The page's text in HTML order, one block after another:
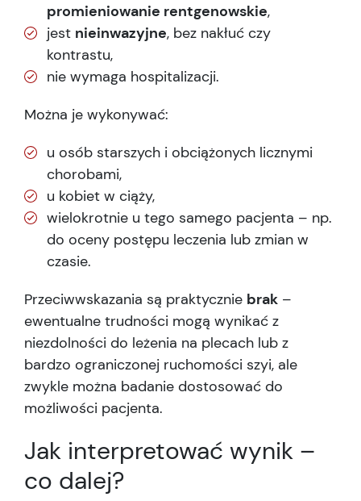
promieniowanie rentgenowskie,
jest nieinwazyjne, bez nakłuć czy
kontrastu,
nie wymaga hospitalizacji.
Można je wykonywać:
u osób starszych i obciążonych licznymi
chorobami,
u kobiet w ciąży,
wielokrotnie u tego samego pacjenta – np.
do oceny postępu leczenia lub zmian w
czasie.
Przeciwwskazania są praktycznie brak –
ewentualne trudności mogą wynikać z
niezdolności do leżenia na plecach lub z
bardzo ograniczonej ruchomości szyi, ale
zwykle można badanie dostosować do
możliwości pacjenta.
Jak interpretować wynik –
co dalej?